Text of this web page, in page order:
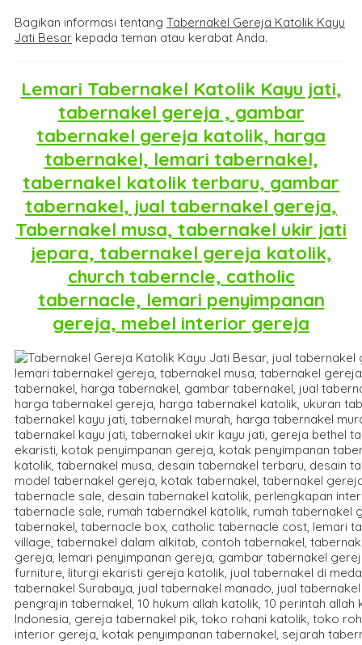
Bagikan informasi tentang Tabernakel Gereja Katolik Kayu
Jati Besar kepada teman atau kerabat Anda.
Lemari Tabernakel Katolik Kayu jati,
tabernakel gereja , gambar
tabernakel gereja katolik, harga
tabernakel, lemari tabernakel,
tabernakel katolik terbaru, gambar
tabernakel, jual tabernakel gereja,
Tabernakel musa, tabernakel ukir jati
jepara, tabernakel gereja katolik,
church taberncle, catholic
tabernacle, lemari penyimpanan
gereja, mebel interior gereja